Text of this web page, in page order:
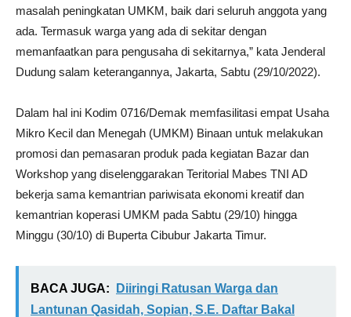
masalah peningkatan UMKM, baik dari seluruh anggota yang
ada. Termasuk warga yang ada di sekitar dengan
memanfaatkan para pengusaha di sekitarnya,” kata Jenderal
Dudung salam keterangannya, Jakarta, Sabtu (29/10/2022).
Dalam hal ini Kodim 0716/Demak memfasilitasi empat Usaha
Mikro Kecil dan Menegah (UMKM) Binaan untuk melakukan
promosi dan pemasaran produk pada kegiatan Bazar dan
Workshop yang diselenggarakan Teritorial Mabes TNI AD
bekerja sama kemantrian pariwisata ekonomi kreatif dan
kemantrian koperasi UMKM pada Sabtu (29/10) hingga
Minggu (30/10) di Buperta Cibubur Jakarta Timur.
BACA JUGA:
Diiringi Ratusan Warga dan
Lantunan Qasidah, Sopian, S.E. Daftar Bakal